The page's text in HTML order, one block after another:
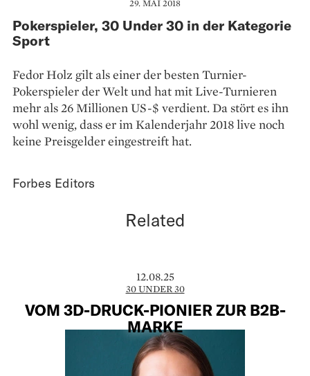
29. MAI 2018
Pokerspieler, 30 Under 30 in der Kategorie
Sport
Fedor Holz gilt als einer der besten Turnier-
Pokerspieler der Welt und hat mit Live-Turnieren
mehr als 26 Millionen US-$ verdient. Da stört es ihn
wohl wenig, dass er im Kalenderjahr 2018 live noch
keine Preisgelder eingestreift hat.
Forbes Editors
Related
12.08.25
30 UNDER 30
VOM 3D-DRUCK-PIONIER ZUR B2B-
MARKE